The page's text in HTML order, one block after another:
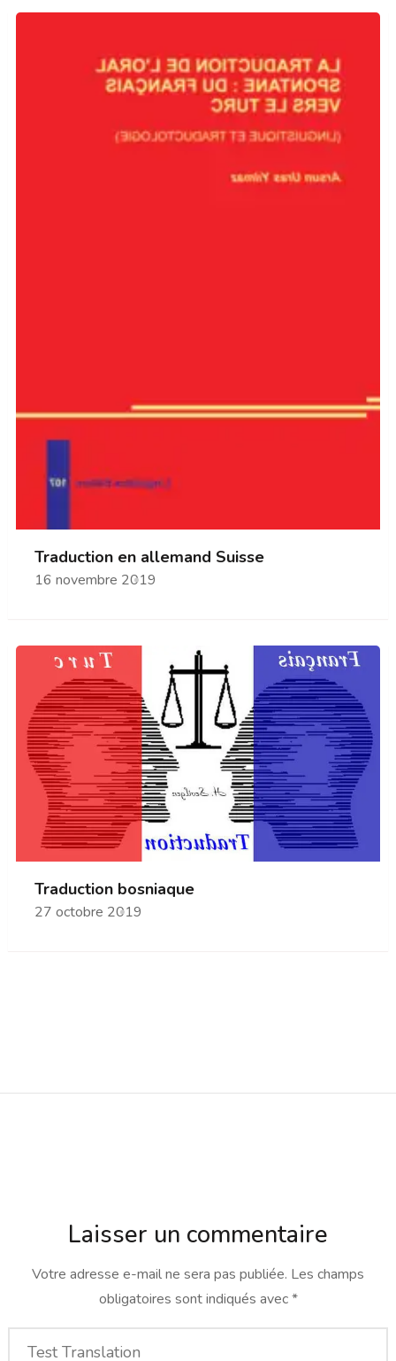
Traduction en allemand Suisse
16 novembre 2019
Traduction bosniaque
27 octobre 2019
Laisser un commentaire
Votre adresse e-mail ne sera pas publiée. Les champs
obligatoires sont indiqués avec*